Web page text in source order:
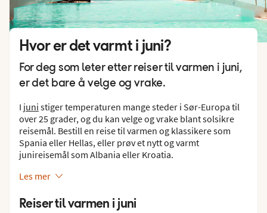
Hvor er det varmt i juni?
For deg som leter etter reiser til varmen i juni,
er det bare å velge og vrake.
I juni stiger temperaturen mange steder i Sør-Europa til
over 25 grader, og du kan velge og vrake blant solsikre
reisemål. Bestill en reise til varmen og klassikere som
Spania eller Hellas, eller prøv et nytt og varmt
junireisemål som Albania eller Kroatia.
Les mer
Reiser til varmen i juni